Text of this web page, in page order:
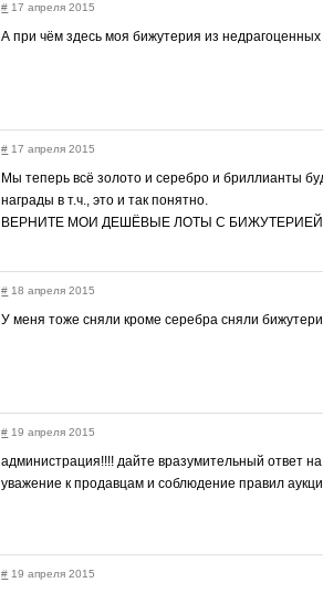
# 17 апреля 2015
А при чём здесь моя бижутерия из
# 17 апреля 2015
Мы теперь всё золото и серебро и бриллианты
награды в т.ч., это и так понятно.
ВЕРНИТЕ МОИ ДЕШЁВЫЕ ЛОТЫ С
# 18 апреля 2015
У меня тоже сняли кроме серебра сняли
# 19 апреля 2015
администрация!!!! дайте вразумительный ответ
уважение к продавцам и соблюдение правил
# 19 апреля 2015